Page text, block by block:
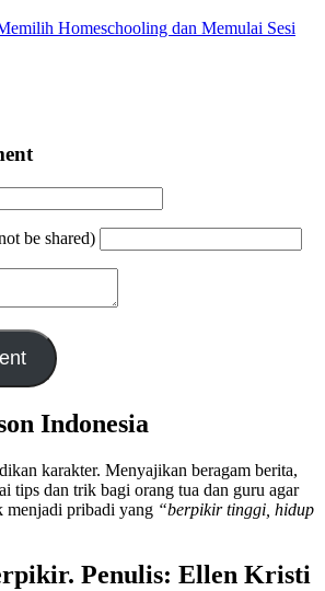
Homeschooling dan Memulai Sesi
be shared)
Indonesia
karakter. Menyajikan beragam berita,
tips dan trik bagi orang tua dan guru agar
menjadi pribadi yang “berpikir tinggi, hidup
Penulis: Ellen Kristi